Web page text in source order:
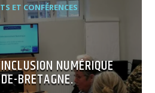
ET CONFÉRENCES
NUMÉRIQUE
BRETAGNE.